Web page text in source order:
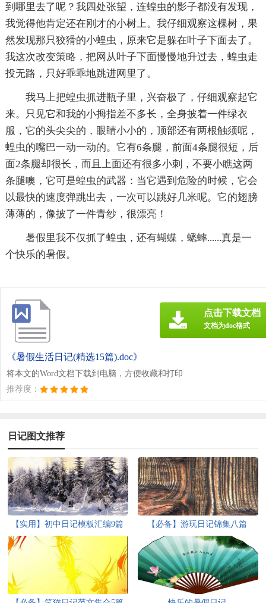
到哪里去了呢？我四处张望，连蝗虫的影子都没有发现，
我觉得他肯定还在刚才的小树上。我仔细观察这棵树，果
然发现那只狡猾的小蝗虫，原来它是躲在叶子下面去了。
我这次改变策略，把网从叶子下面慢慢地升过去，蝗虫走
投无路，只好乖乖地跳进网里了。
我马上把蝗虫抓进瓶子里，兴奋极了，仔细观察起它
来。只见它和我的小拇指差不多长，全身披着一件绿衣
服，它的头尖尖的，眼睛小小的，顶部还有两根触须呢，
蝗虫的嘴巴一动一动的。它有6条腿，前面4条腿很短，后
面2条腿却很长，而且上面还有很多小刺，不要小瞧这两
条腿噢，它可是蝗虫的武器：当它遇到危险的时候，它会
以最快的速度弹跳出去，一次可以跳好几米呢。它的翅膀
薄薄的，像披了一件青纱，很漂亮！
暑假里我不仅抓了蝗虫，还有蝴蝶，蟋蟀......真是一
个快乐的暑假。
《暑假生活日记(精选15篇).doc》
将本文的Word文档下载到电脑，方便收藏和打印
推荐度：
点击下载文档
文档为doc格式
日记图文推荐
【实用】初中日记模板汇编9篇 【必备】游玩日记锦集八篇